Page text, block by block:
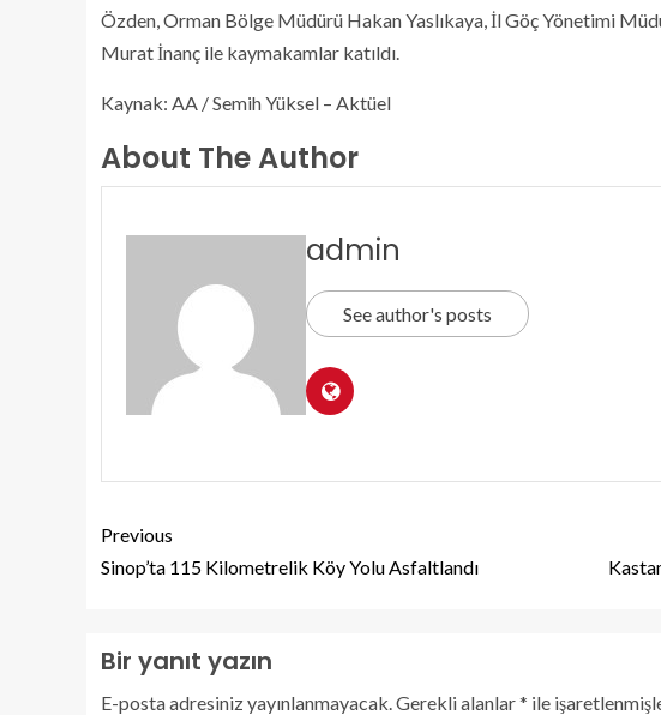
Özden, Orman Bölge Müdürü Hakan Yaslıkaya, İl Göç Yönetimi
Murat İnanç ile kaymakamlar katıldı.
Kaynak: AA / Semih Yüksel – Aktüel
About The Author
admin
See author's posts
Previous
Sinop’ta 115 Kilometrelik Köy Yolu Asfaltlandı
Bir yanıt yazın
E-posta adresiniz yayınlanmayacak.Gerekli alanlar* ile